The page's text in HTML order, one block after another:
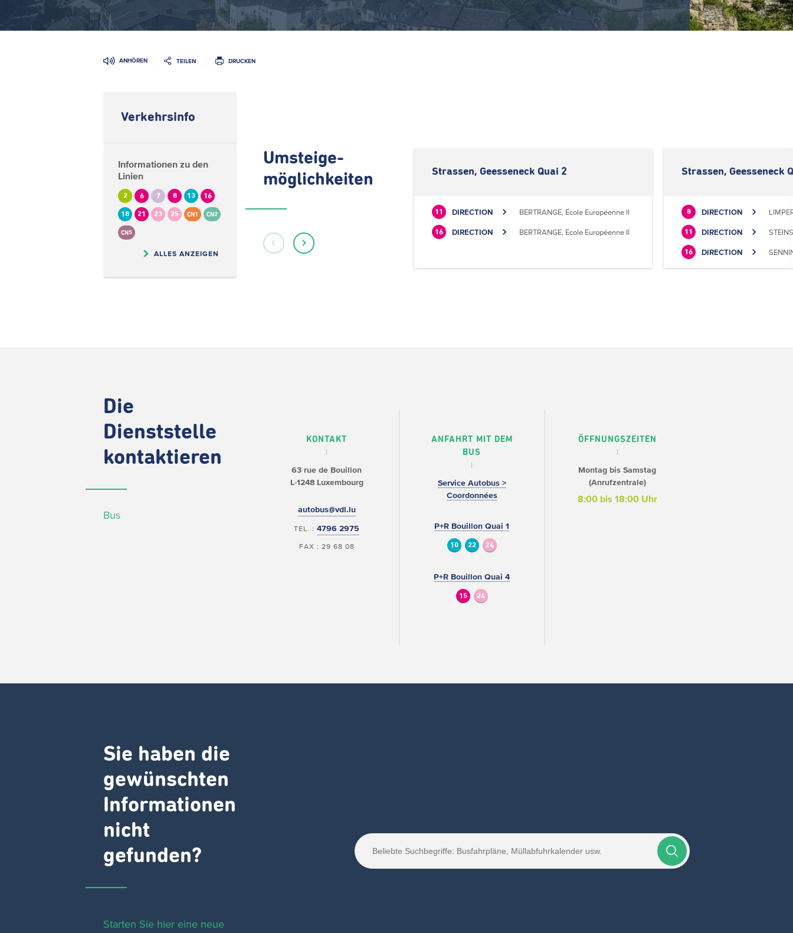
ANHÖREN TEILEN DRUCKEN
Verkehrsinfo
Informationen zu den
Linien
2 6 7 8 13 16
18 21 23 25 CN1 CN2
CN5
ALLES ANZEIGEN
Umsteige-
möglichkeiten
Strassen, Geesseneck Quai 2
11 DIRECTION BERTRANGE, École Européenne II
16 DIRECTION BERTRANGE, Ecole Européenne II
Strassen, Geesseneck
8 DIRECTION
11 DIRECTION
16 DIRECTION
Die
Dienststelle
kontaktieren
Bus
KONTAKT
63 rue de Bouillon
L-1248 Luxembourg
autobus@vdl.lu
TEL. :4796 2975
FAX : 29 68 08
ANFAHRT MIT DEM
BUS
Service Autobus >
Coordonnées
P+R Bouillon Quai 1
10 22 24
P+R Bouillon Quai 4
15 24
ÖFFNUNGSZEITEN
Montag bis Samstag
(Anrufzentrale)
8:00 bis 18:00 Uhr
Sie haben die
gewünschten
Informationen
nicht
gefunden?
Starten Sie hier eine neue